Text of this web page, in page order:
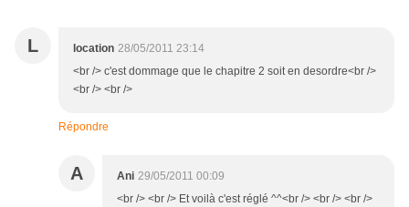
L location 28/05/2011 23:14
<br /> c'est dommage que le chapitre 2 soit en desordre<br />
<br /> <br />
Répondre
A Ani 29/05/2011 00:09
<br /> <br /> Et voilà c'est réglé ^^<br /> <br /> <br />